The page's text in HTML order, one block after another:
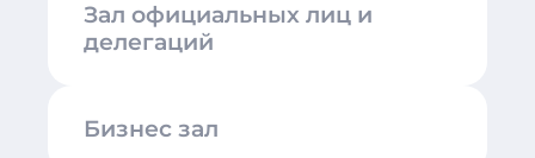
Зал официальных лиц и
делегаций
Бизнес зал